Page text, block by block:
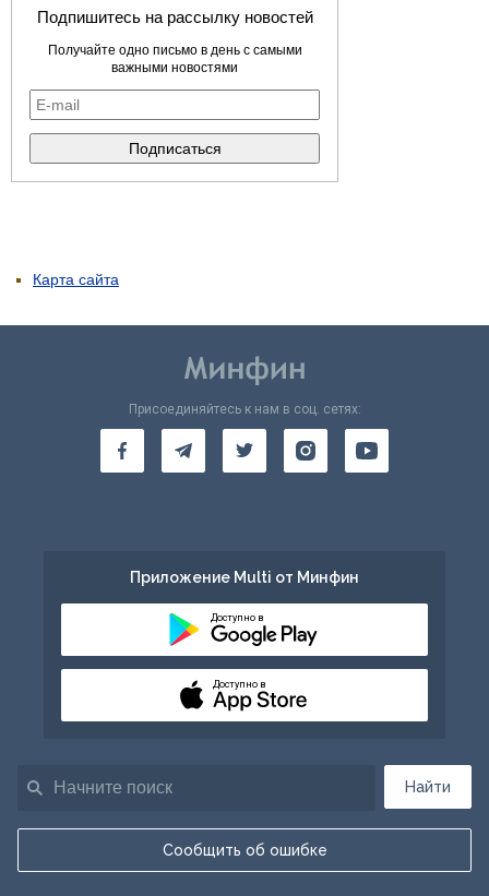
Подпишитесь на рассылку новостей
Получайте одно письмо в день с самыми
важными новостями
Карта сайта
Найти
Сообщить об ошибке
Присоединяйтесь к нам в соц. сетях:
Приложение Multi от Минфин
Доступно в
Доступно в